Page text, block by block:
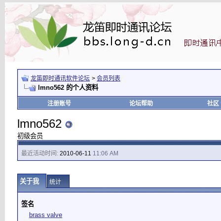
龙笛即时通讯软件论坛 > 会员列表
lmno562 的个人资料
注册账号 论坛帮助 社区
lmno562
初级会员
最近活动时间: 2010-06-11 11:06 AM
关于我 统计
签名
brass valve